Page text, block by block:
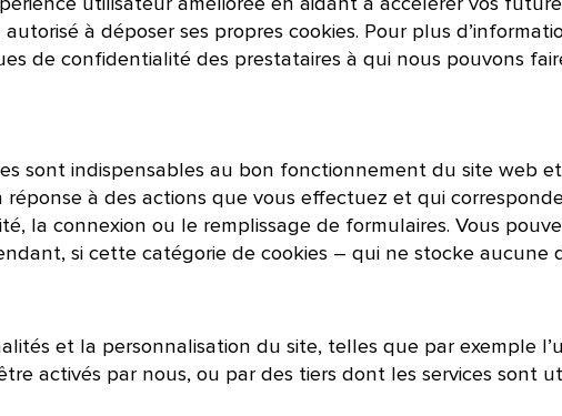
à déposer ses propres cookies. Pour plus
de confidentialité des prestataires à qui nous pouvons
sont indispensables au bon fonctionnement du site web
à des actions que vous effectuez et qui
la connexion ou le remplissage de formulaires. Vous
si cette catégorie de cookies – qui ne stocke
et la personnalisation du site, telles que par exemple
activés par nous, ou par des tiers dont les services sont